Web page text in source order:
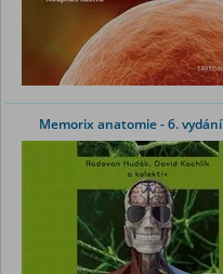
Memorix anatomie - 6. vydání